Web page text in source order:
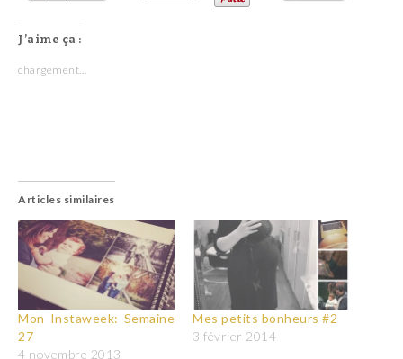
J’aime ça :
chargement…
Articles similaires
Mon Instaweek: Semaine
27
4 novembre 2013
Mes petits bonheurs #2
3 février 2014